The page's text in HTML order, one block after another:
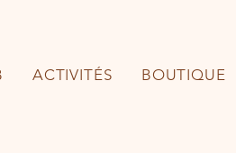
ACTIVITÉS BOUTIQUE